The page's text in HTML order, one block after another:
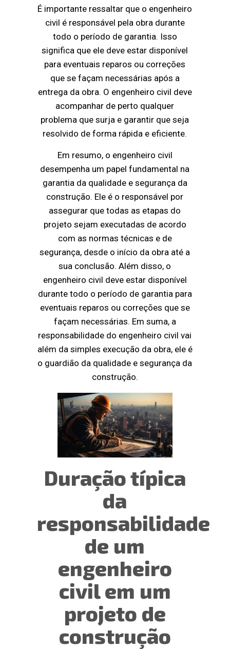
É importante ressaltar que o engenheiro
civil é responsável pela obra durante
todo o período de garantia. Isso
significa que ele deve estar disponível
para eventuais reparos ou correções
que se façam necessárias após a
entrega da obra. O engenheiro civil deve
acompanhar de perto qualquer
problema que surja e garantir que seja
resolvido de forma rápida e eficiente.
Em resumo, o engenheiro civil
desempenha um papel fundamental na
garantia da qualidade e segurança da
construção. Ele é o responsável por
assegurar que todas as etapas do
projeto sejam executadas de acordo
com as normas técnicas e de
segurança, desde o início da obra até a
sua conclusão. Além disso, o
engenheiro civil deve estar disponível
durante todo o período de garantia para
eventuais reparos ou correções que se
façam necessárias. Em suma, a
responsabilidade do engenheiro civil vai
além da simples execução da obra, ele é
o guardião da qualidade e segurança da
construção.
Duração típica
da
responsabilidade
de um
engenheiro
civil em um
projeto de
construção